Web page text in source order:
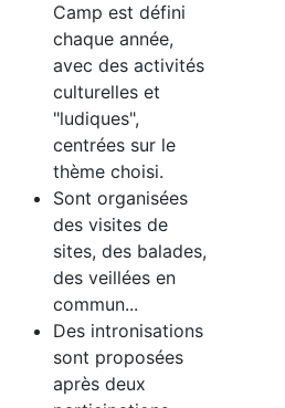
Camp est défini
chaque année,
avec des activités
culturelles et
"ludiques",
centrées sur le
thème choisi.
Sont organisées
des visites de
sites, des balades,
des veillées en
commun...
Des intronisations
sont proposées
après deux